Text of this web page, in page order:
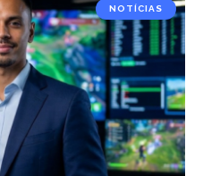
NOTÍCIAS